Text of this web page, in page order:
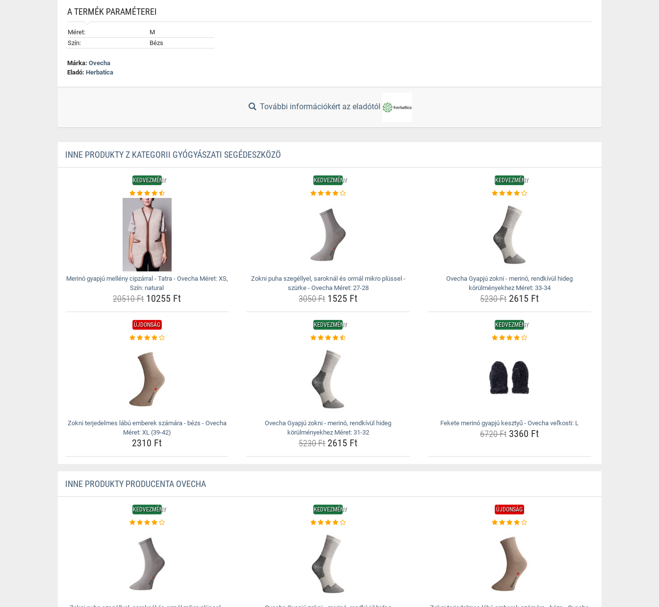
A TERMÉK PARAMÉTEREI
Méret:
M
Szín:
Bézs
Márka: Ovecha
Eladó: Herbatica
További információkért az eladótól
INNE PRODUKTY Z KATEGORII GYÓGYÁSZATI SEGÉDESZKÖZÖ
KEDVEZMÉNY
Merinó gyapjú mellény cipzárral - Tatra - Ovecha Méret: XS,
Szín: natural
20510 Ft10255 Ft
KEDVEZMÉNY
Zokni puha szegéllyel, saroknál és orrnál mikro plüssel -
szürke - Ovecha Méret: 27-28
3050 Ft1525 Ft
KEDVEZMÉNY
Ovecha Gyapjú zokni - merinó, rendkívül hideg
körülményekhez Méret: 33-34
5230 Ft 2615 Ft
ÚJDONSÁG
Zokni terjedelmes lábú emberek számára - bézs - Ovecha
Méret: XL (39-42)
2310 Ft
KEDVEZMÉNY
Ovecha Gyapjú zokni - merinó, rendkívül hideg
körülményekhez Méret: 31-32
5230 Ft2615 Ft
KEDVEZMÉNY
Fekete merinó gyapjú kesztyű - Ovecha veľkosti: L
6720 Ft 3360 Ft
INNE PRODUKTY PRODUCENTA OVECHA
KEDVEZMÉNY KEDVEZMÉNY ÚJDONSÁG